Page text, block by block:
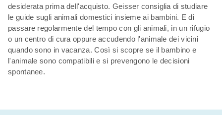
desiderata prima dell'acquisto. Geisser consiglia di studiare
le guide sugli animali domestici insieme ai bambini. E di
passare regolarmente del tempo con gli animali, in un rifugio
o un centro di cura oppure accudendo l'animale dei vicini
quando sono in vacanza. Così si scopre se il bambino e
l'animale sono compatibili e si prevengono le decisioni
spontanee.